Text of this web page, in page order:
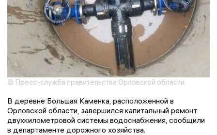
© Пресс-служба правительства Орловской области
В деревне Большая Каменка, расположенной в
Орловской области, завершился капитальный ремонт
двухкилометровой системы водоснабжения, сообщили
в департаменте дорожного хозяйства.